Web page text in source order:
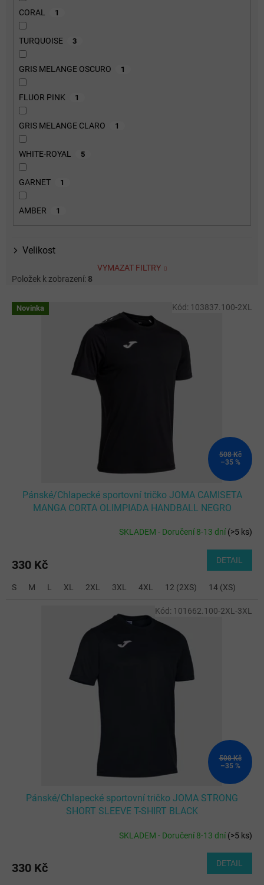
CORAL 1
TURQUOISE 3
GRIS MELANGE OSCURO 1
FLUOR PINK 1
GRIS MELANGE CLARO 1
WHITE-ROYAL 5
GARNET 1
AMBER 1
Velikost
VYMAZAT FILTRY
Položek k zobrazení: 8
V Novinka
508 Kč
–35 %
Pánské/Chlapecké sportovní tričko JOMA CAMISETA
MANGA CORTA OLIMPIADA HANDBALL NEGRO
SKLADEM - Doručení 8-13 dní(>5 ks)
330 Kč DETAIL
S M L XL 2XL 3XL 4XL 12 (2XS) 14 (XS)
Kód: 103837.100-2XL
508 Kč
–35 %
Pánské/Chlapecké sportovní tričko JOMA STRONG
SHORT SLEEVE T-SHIRT BLACK
SKLADEM - Doručení 8-13 dní(>5 ks)
330 Kč DETAIL
Kód: 101662.100-2XL-3XL